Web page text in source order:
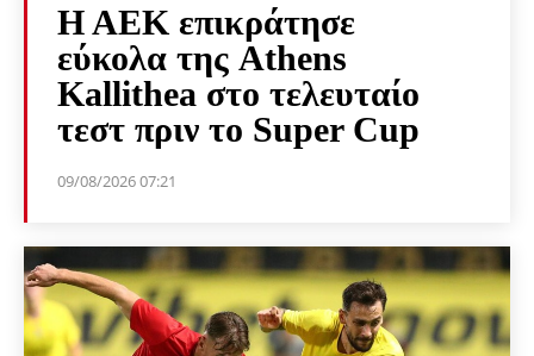
Η ΑΕΚ επικράτησε
εύκολα της Athens
Kallithea στο τελευταίο
τεστ πριν το Super Cup
09/08/2026 07:21